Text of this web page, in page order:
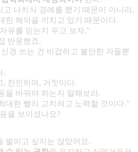
나치식 경례를 했기 때문이 아니라,
한 해악을 끼치고 있기 때문이다.
유를 믿는지 두고 보자.”
반응했죠.
경 쓰는 건 비겁하고 불안한 자들뿐
.
, 잔인하며, 거짓이다.
을 바꿔야 하는지 말해보라.
대한 빨리 고치려고 노력할 것이다.”
을 보이셨나요?
벌이고 싶지는 않았어요.